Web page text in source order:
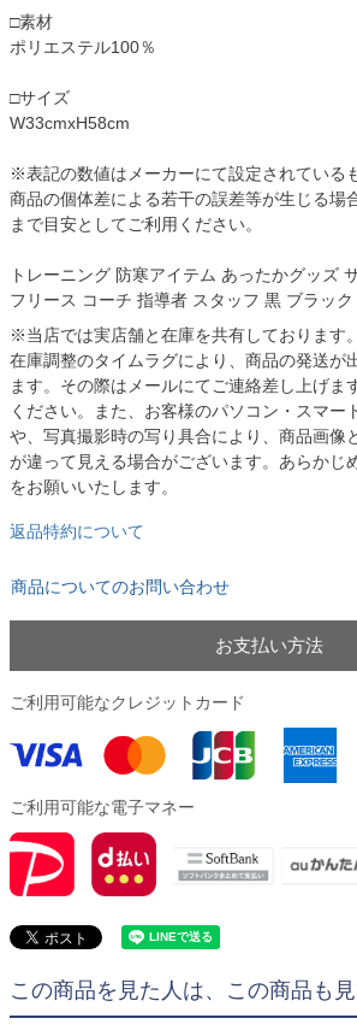
□素材
ポリエステル100％
□サイズ
W33cmxH58cm
※表記の数値はメーカーにて設定されている
商品の個体差による若干の誤差等が生じる場
まで目安としてご利用ください。
トレーニング 防寒アイテム あったかグッズ
フリース コーチ 指導者 スタッフ 黒 ブラッ
※当店では実店舗と在庫を共有しております
在庫調整のタイムラグにより、商品の発送が
ます。その際はメールにてご連絡差し上げま
ください。また、お客様のパソコン・スマー
や、写真撮影時の写り具合により、商品画像
が違って見える場合がございます。あらかじ
をお願いいたします。
返品特約について
商品についてのお問い合わせ
お支払い方法
ご利用可能なクレジットカード
ご利用可能な電子マネー
この商品を見た人は、この商品も